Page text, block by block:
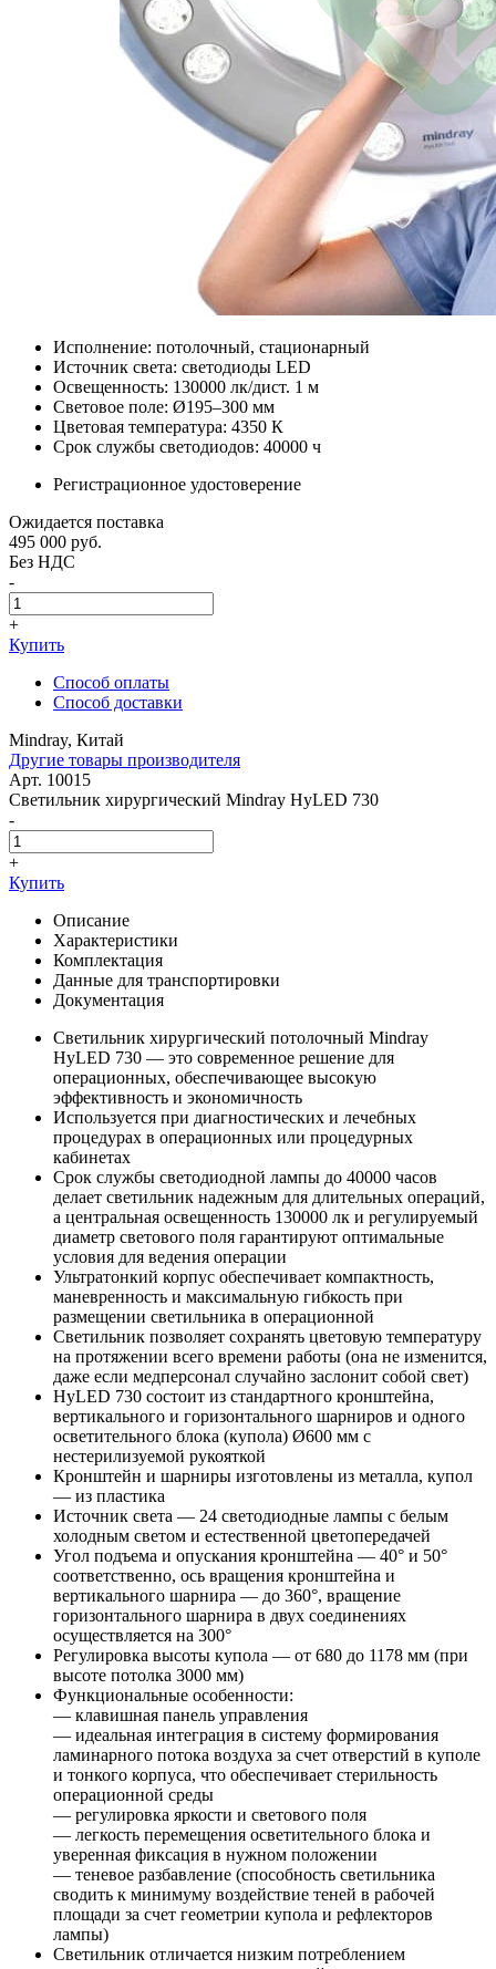
Исполнение: потолочный, стационарный
Источник света: светодиоды LED
Освещенность: 130000 лк/дист. 1 м
Световое поле: Ø195–300 мм
Цветовая температура: 4350 К
Срок службы светодиодов: 40000 ч
Регистрационное удостоверение
Ожидается поставка
495 000 руб.
Без НДС
-
+
Купить
Способ оплаты
Способ доставки
Mindray, Китай
Другие товары производителя
Арт. 10015
Светильник хирургический Mindray HyLED 730
-
+
Купить
Описание
Характеристики
Комплектация
Данные для транспортировки
Документация
Светильник хирургический потолочный Mindray
HyLED 730 — это современное решение для
операционных, обеспечивающее высокую
эффективность и экономичность
Используется при диагностических и лечебных
процедурах в операционных или процедурных
кабинетах
Срок службы светодиодной лампы до 40000 часов
делает светильник надежным для длительных операций,
а центральная освещенность 130000 лк и регулируемый
диаметр светового поля гарантируют оптимальные
условия для ведения операции
Ультратонкий корпус обеспечивает компактность,
маневренность и максимальную гибкость при
размещении светильника в операционной
Светильник позволяет сохранять цветовую температуру
на протяжении всего времени работы (она не изменится,
даже если медперсонал случайно заслонит собой свет)
HyLED 730 состоит из стандартного кронштейна,
вертикального и горизонтального шарниров и одного
осветительного блока (купола) Ø600 мм с
нестерилизуемой рукояткой
Кронштейн и шарниры изготовлены из металла, купол
— из пластика
Источник света — 24 светодиодные лампы с белым
холодным светом и естественной цветопередачей
Угол подъема и опускания кронштейна — 40° и 50°
соответственно, ось вращения кронштейна и
вертикального шарнира — до 360°, вращение
горизонтального шарнира в двух соединениях
осуществляется на 300°
Регулировка высоты купола — от 680 до 1178 мм (при
высоте потолка 3000 мм)
Функциональные особенности:
— клавишная панель управления
— идеальная интеграция в систему формирования
ламинарного потока воздуха за счет отверстий в куполе
и тонкого корпуса, что обеспечивает стерильность
операционной среды
— регулировка яркости и светового поля
— легкость перемещения осветительного блока и
уверенная фиксация в нужном положении
— теневое разбавление (способность светильника
сводить к минимуму воздействие теней в рабочей
площади за счет геометрии купола и рефлекторов
лампы)
Светильник отличается низким потреблением